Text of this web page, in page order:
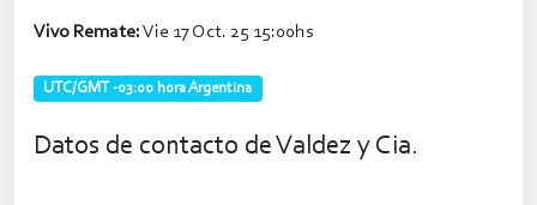
Vivo Remate:Vie 17 Oct. 25 15:00hs
UTC/GMT -03:00 hora Argentina
Datos de contacto de Valdez y Cia.